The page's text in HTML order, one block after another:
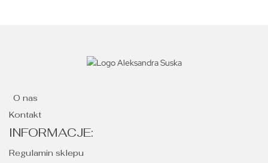
O nas
Kontakt
INFORMACJE:
Regulamin sklepu